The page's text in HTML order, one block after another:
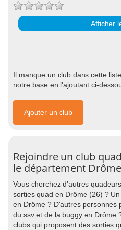
Afficher
Il manque un club dans cette
notre base en l'ajoutant ci-
Ajouter un club
Rejoindre un club
le département
Vous cherchez d'autres
sorties quad en Drôme (26) ?
en Drôme ? D'autres personnes
du ssv et de la buggy en Drôme
clubs qui proposent des sorties